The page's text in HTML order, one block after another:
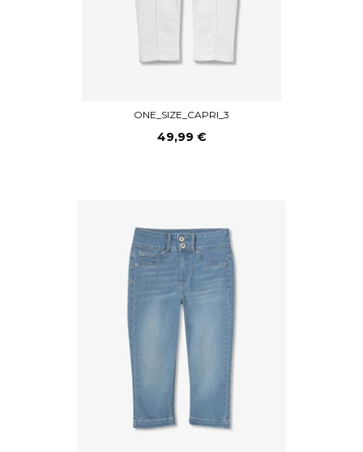
ONE_SIZE_CAPRI_3
49,99 €